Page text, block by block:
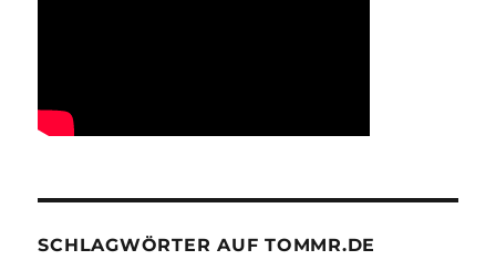
SCHLAGWÖRTER AUF TOMMR.DE